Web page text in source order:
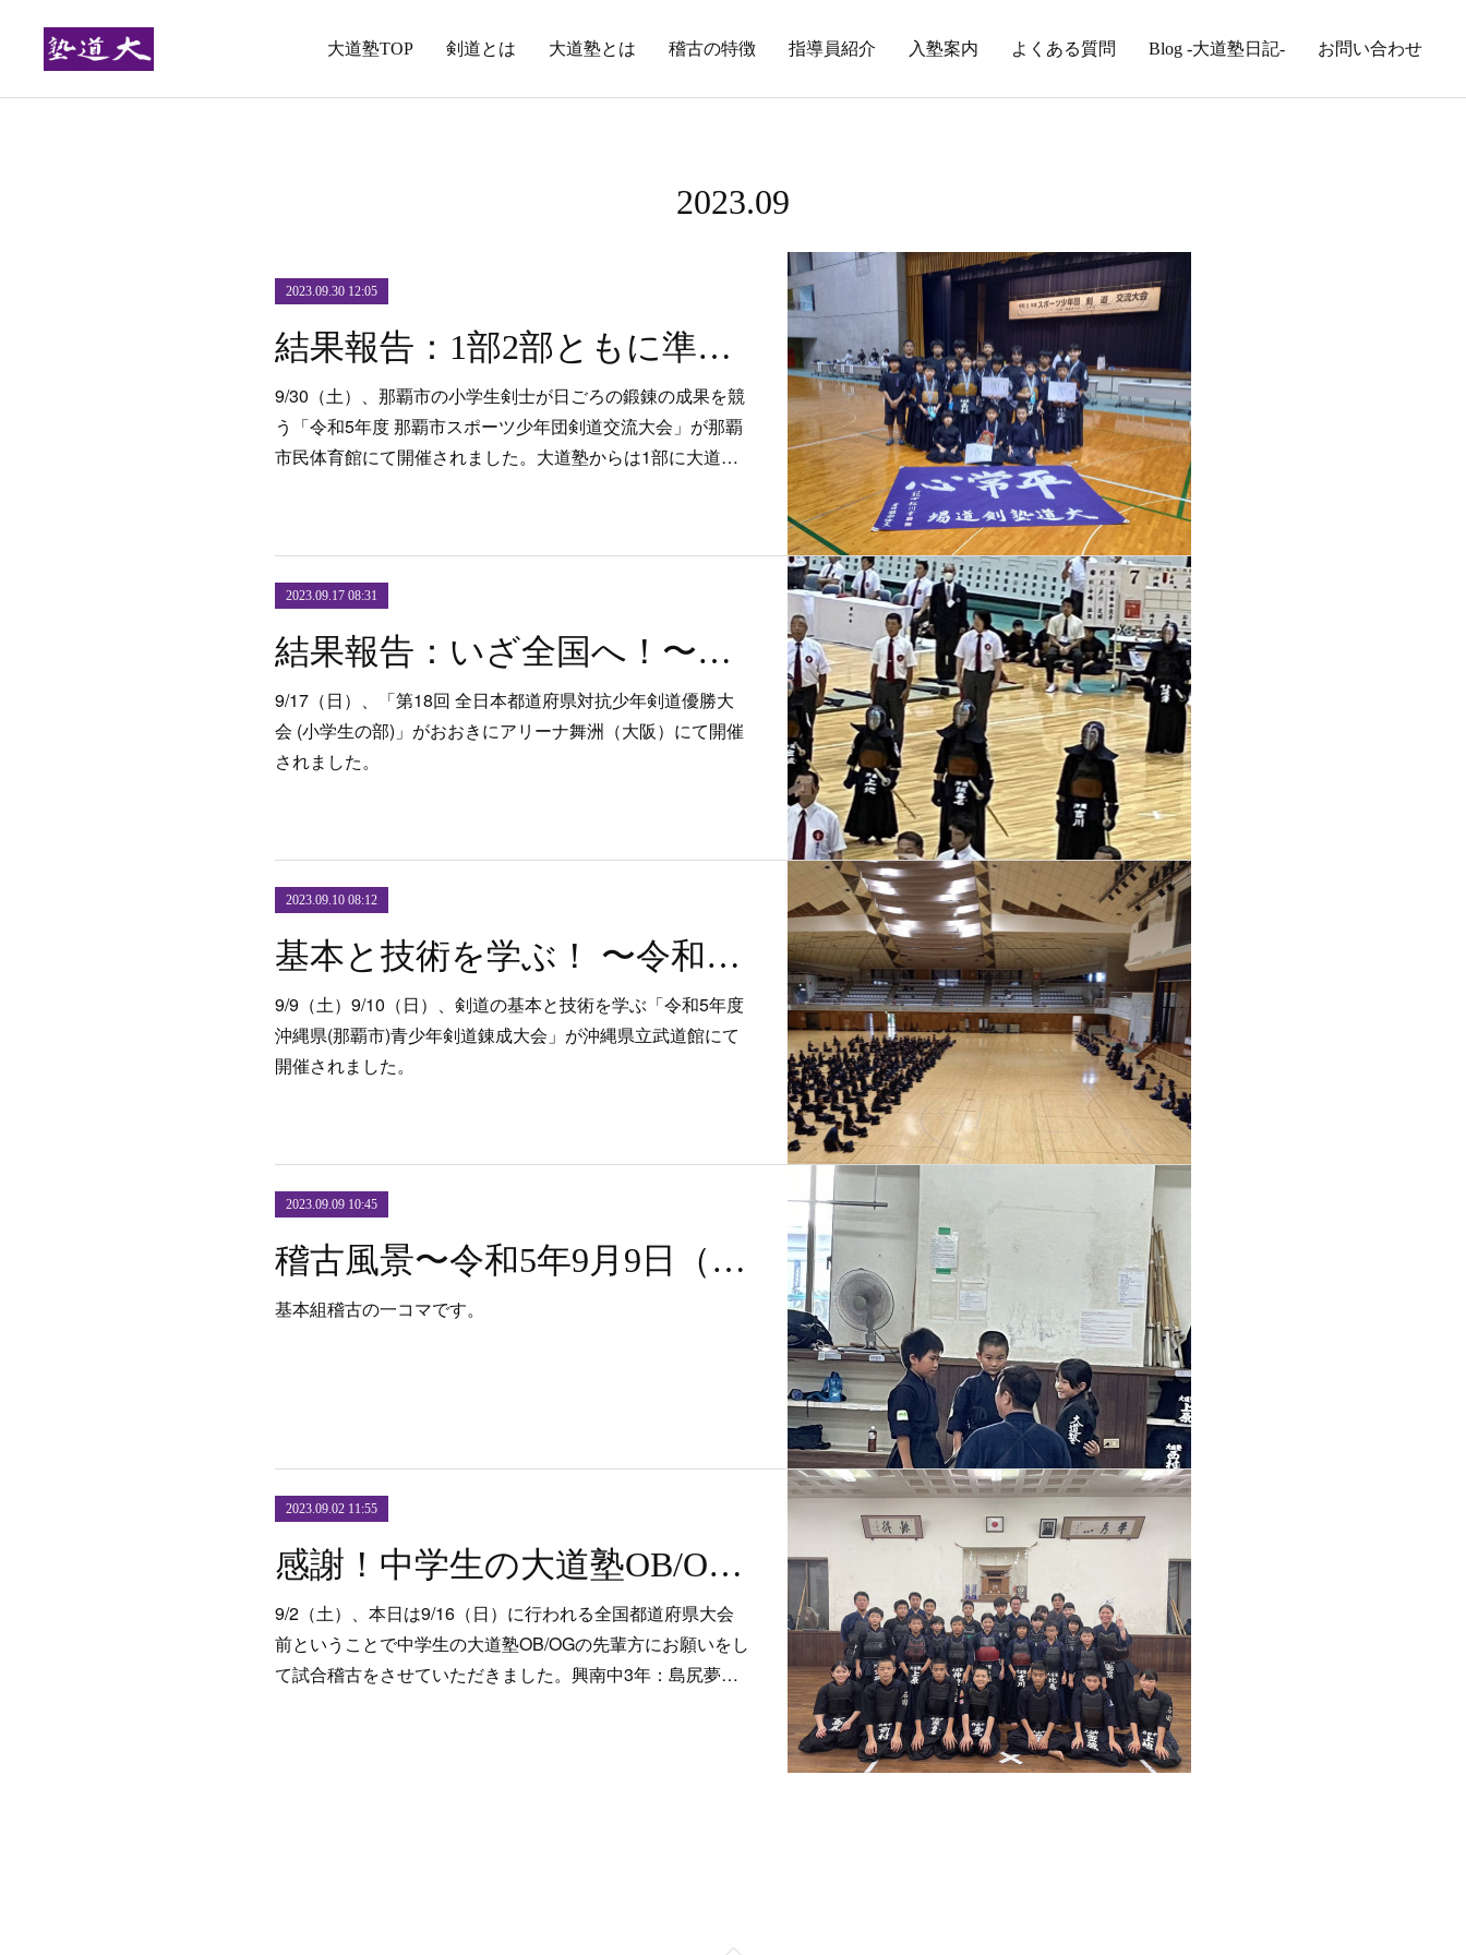
大道塾TOP 剣道とは 大道塾とは 稽古の特徴 指導員紹介 入塾案内 よくある質問 Blog -大道塾日記- お問い合わせ
2023.09
2023.09.30 12:05
結果報告：1部2部ともに準優勝！基本組・本田選手優勝！〜令和5年度 那覇市スポーツ少年団剣道交流大会〜
9/30（土）、那覇市の小学生剣士が日ごろの鍛錬の成果を競
う「令和5年度 那覇市スポーツ少年団剣道交流大会」が那覇
市民体育館にて開催されました。大道塾からは1部に大道…
2023.09.17 08:31
結果報告：いざ全国へ！〜第18回 全日本都道府県対抗少年剣道優勝大会〜
9/17（日）、「第18回 全日本都道府県対抗少年剣道優勝大
会 (小学生の部)」がおおきにアリーナ舞洲（大阪）にて開催
されました。
2023.09.10 08:12
基本と技術を学ぶ！ 〜令和5年度 沖縄県(那覇市)青少年剣道錬成大会〜
9/9（土）9/10（日）、剣道の基本と技術を学ぶ「令和5年度
沖縄県(那覇市)青少年剣道錬成大会」が沖縄県立武道館にて
開催されました。
2023.09.09 10:45
稽古風景〜令和5年9月9日（土）〜
基本組稽古の一コマです。
2023.09.02 11:55
感謝！中学生の大道塾OB/OGが稽古に来てくれました！
9/2（土）、本日は9/16（日）に行われる全国都道府県大会
前ということで中学生の大道塾OB/OGの先輩方にお願いをし
て試合稽古をさせていただきました。興南中3年：島尻夢…